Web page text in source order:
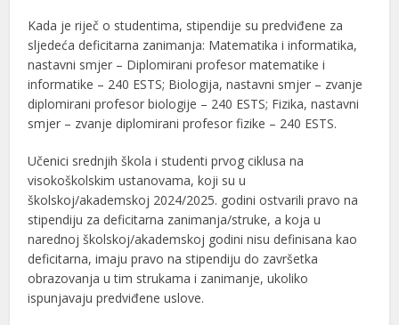
Kada je riječ o studentima, stipendije su predviđene za
sljedeća deficitarna zanimanja: Matematika i informatika,
nastavni smjer – Diplomirani profesor matematike i
informatike – 240 ESTS; Biologija, nastavni smjer – zvanje
diplomirani profesor biologije – 240 ESTS; Fizika, nastavni
smjer – zvanje diplomirani profesor fizike – 240 ESTS.
Učenici srednjih škola i studenti prvog ciklusa na
visokoškolskim ustanovama, koji su u
školskoj/akademskoj 2024/2025. godini ostvarili pravo na
stipendiju za deficitarna zanimanja/struke, a koja u
narednoj školskoj/akademskoj godini nisu definisana kao
deficitarna, imaju pravo na stipendiju do završetka
obrazovanja u tim strukama i zanimanje, ukoliko
ispunjavaju predviđene uslove.